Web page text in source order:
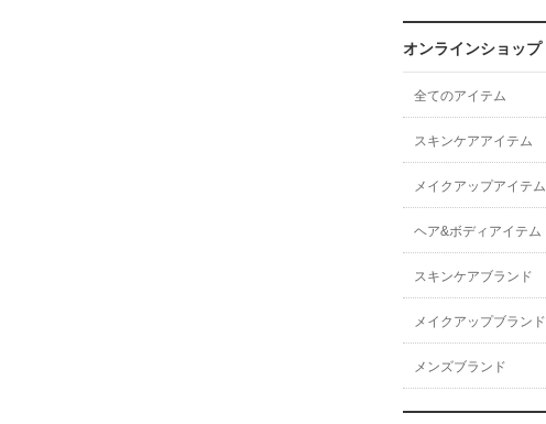
オンラインショップ
全てのアイテム
スキンケアアイテム
メイクアップアイテム
ヘア&ボディアイテム
スキンケアブランド
メイクアップブランド
メンズブランド